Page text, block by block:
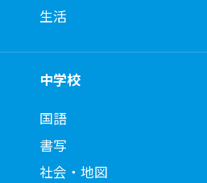
生活
中学校
国語
書写
社会・地図